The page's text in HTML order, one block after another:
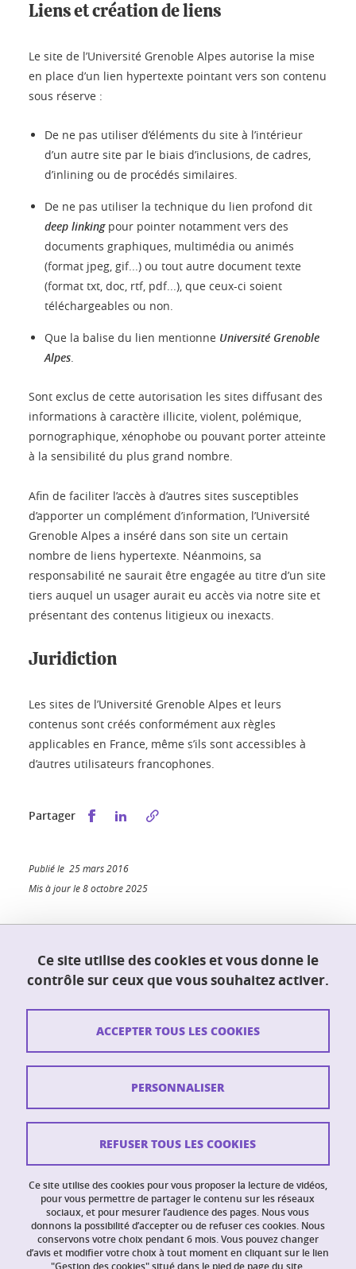
Liens et création de liens
Le site de l’Université Grenoble Alpes autorise la mise
en place d’un lien hypertexte pointant vers son contenu
sous réserve :
De ne pas utiliser d’éléments du site à l’intérieur
d’un autre site par le biais d’inclusions, de cadres,
d’inlining ou de procédés similaires.
De ne pas utiliser la technique du lien profond dit
deep linkingpour pointer notamment vers des
documents graphiques, multimédia ou animés
(format jpeg, gif...) ou tout autre document texte
(format txt, doc, rtf, pdf...), que ceux-ci soient
téléchargeables ou non.
Que la balise du lien mentionne Université Grenoble
Alpes.
Sont exclus de cette autorisation les sites diffusant des
informations à caractère illicite, violent, polémique,
pornographique, xénophobe ou pouvant porter atteinte
à la sensibilité du plus grand nombre.
Afin de faciliter l’accès à d’autres sites susceptibles
d’apporter un complément d’information, l’Université
Grenoble Alpes a inséré dans son site un certain
nombre de liens hypertexte. Néanmoins, sa
responsabilité ne saurait être engagée au titre d’un site
tiers auquel un usager aurait eu accès via notre site et
présentant des contenus litigieux ou inexacts.
Juridiction
Les sites de l’Université Grenoble Alpes et leurs
contenus sont créés conformément aux règles
applicables en France, même s’ils sont accessibles à
d’autres utilisateurs francophones.
Partager Partager sur Facebook
Partager sur LinkedIn
Publié le 25 mars 2016
Mis à jour le 8 octobre 2025
UFR PhITEM (Physique, Ingénierie, Terre,
Environnement, Mécanique)
38400 Saint-Martin-d'Hères
Contact
Mentions légales
Données personnelles
Intranet PhITEM
Gestion des cookies
Ce site utilise des cookies et vous donne le
contrôle sur ceux que vous souhaitez activer.
Ce site utilise des cookies pour vous proposer la lecture de vidéos,
pour vous permettre de partager le contenu sur les réseaux
sociaux, et pour mesurer l’audience des pages. Nous vous
donnons la possibilité d’accepter ou de refuser ces cookies. Nous
conservons votre choix pendant 6 mois. Vous pouvez changer
d’avis et modifier votre choix à tout moment en cliquant sur le lien
"Gestion des cookies" situé dans le pied de page du site.
ACCEPTER TOUS LES COOKIES
REFUSER TOUS LES COOKIES
PERSONNALISER